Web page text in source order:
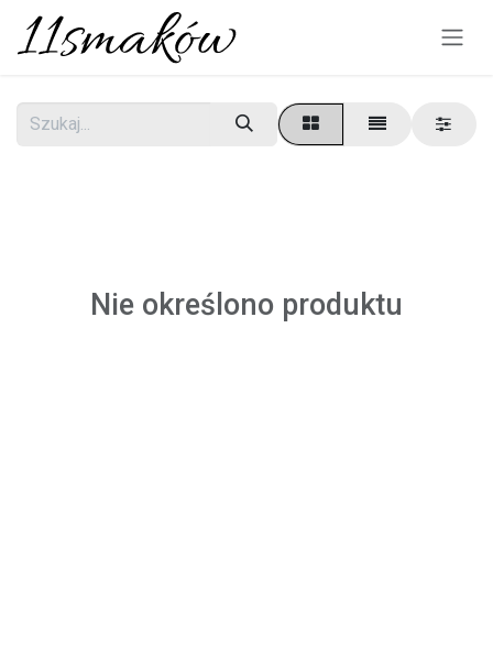
Skip to Content
Nie określono produktu